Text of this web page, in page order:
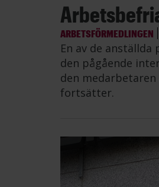
ARBETSFÖRMEDLINGEN
En av de
den pågående
den
fortsätter.